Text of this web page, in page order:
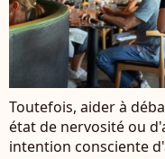
Toutefois, aider à
état de nervosité ou
intention consciente